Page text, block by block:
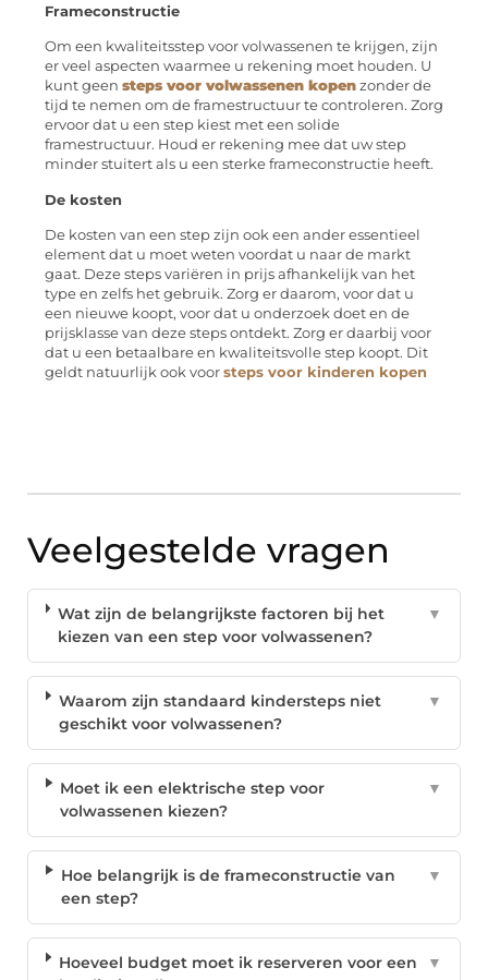
Frameconstructie
Om een ​​kwaliteitsstep voor volwassenen te krijgen, zijn
er veel aspecten waarmee u rekening moet houden. U
kunt geen steps voor volwassenen kopen zonder de
tijd te nemen om de framestructuur te controleren. Zorg
ervoor dat u een step kiest met een solide
framestructuur. Houd er rekening mee dat uw step
minder stuitert als u een sterke frameconstructie heeft.
De kosten
De kosten van een step zijn ook een ander essentieel
element dat u moet weten voordat u naar de markt
gaat. Deze steps variëren in prijs afhankelijk van het
type en zelfs het gebruik. Zorg er daarom, voor dat u
een nieuwe koopt, voor dat u onderzoek doet en de
prijsklasse van deze steps ontdekt. Zorg er daarbij voor
dat u een betaalbare en kwaliteitsvolle step koopt. Dit
geldt natuurlijk ook voor steps voor kinderen kopen
Veelgestelde vragen
Wat zijn de belangrijkste factoren bij het
kiezen van een step voor volwassenen?
▼
Waarom zijn standaard kindersteps niet
geschikt voor volwassenen?
▼
Moet ik een elektrische step voor
volwassenen kiezen?
▼
Hoe belangrijk is de frameconstructie van
een step?
▼
Hoeveel budget moet ik reserveren voor een
▼